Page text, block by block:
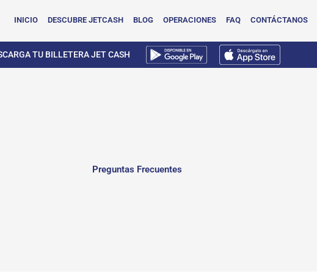
INICIO DESCUBRE JETCASH BLOG OPERACIONES FAQ CONTÁCTANOS
TU BILLETERA JET CASH
Preguntas Frecuentes